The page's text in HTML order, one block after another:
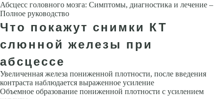
Абсцесс головного мозга: Симптомы, диагностика и лечение –
Полное руководство
Что покажут снимки КТ
слюнной железы при
абсцессе
Увеличенная железа пониженной плотности, после введения
контраста наблюдается выраженное усиление
Объемное образование пониженной плотности с усилением